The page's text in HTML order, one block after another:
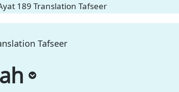
189 Translation Tafseer
Tafseer